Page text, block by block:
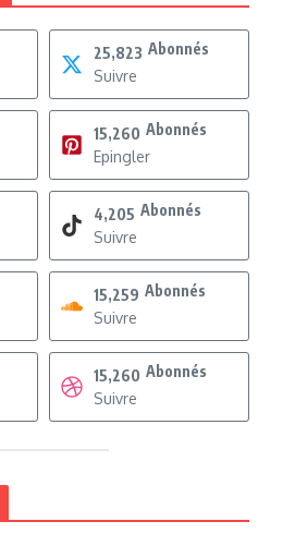
25,823 Abonnés
Suivre
15,260 Abonnés
Epingler
4,205 Abonnés
Suivre
15,259 Abonnés
Suivre
15,260 Abonnés
Suivre